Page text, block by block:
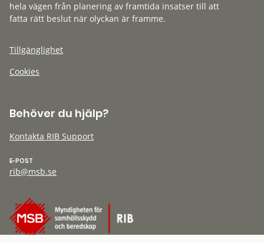
hela vägen från planering av framtida insatser till att
fatta rätt beslut när olyckan är framme.
Tillgänglighet
Cookies
Behöver du hjälp?
Kontakta RIB Support
E-POST
rib@msb.se